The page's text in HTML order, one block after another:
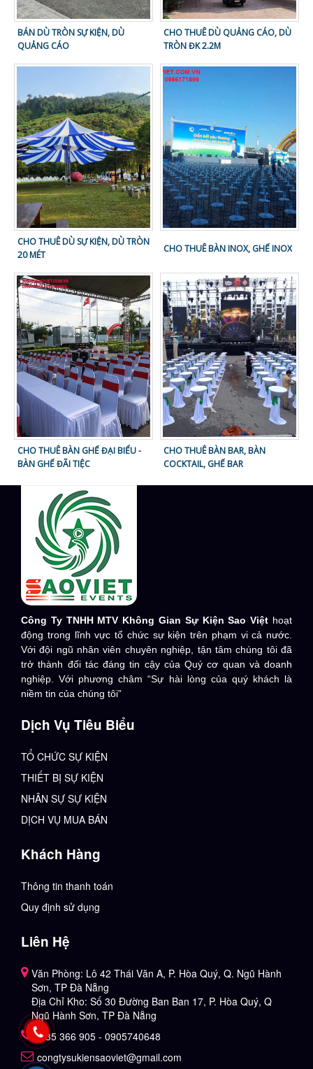
BÁN DÙ TRÒN SỰ KIỆN, DÙ
QUẢNG CÁO
CHO THUÊ DÙ QUẢNG CÁO, DÙ
TRÒN ĐK 2.2M
CHO THUÊ DÙ SỰ KIỆN, DÙ TRÒN
20 MÉT
CHO THUÊ BÀN INOX, GHẾ INOX
CHO THUÊ BÀN GHẾ ĐẠI BIỂU -
BÀN GHẾ ĐÃI TIỆC
CHO THUÊ BÀN BAR, BÀN
COCKTAIL, GHẾ BAR
Công Ty TNHH MTV Không Gian Sự Kiện Sao Việt hoạt
động trong lĩnh vực tổ chức sự kiện trên phạm vi cả nước.
Với đội ngũ nhân viên chuyên nghiệp, tận tâm chúng tôi đã
trở thành đối tác đáng tin cậy của Quý cơ quan và doanh
nghiệp. Với phương châm “Sự hài lòng của quý khách là
niềm tin của chúng tôi”
Dịch Vụ Tiêu Biểu
TỔ CHỨC SỰ KIỆN
THIẾT BỊ SỰ KIỆN
NHÂN SỰ SỰ KIỆN
DỊCH VỤ MUA BÁN
Khách Hàng
Thông tin thanh toán
Quy định sử dụng
Liên Hệ
Văn Phòng: Lô 42 Thái Văn A, P. Hòa Quý, Q. Ngũ Hành
Sơn, TP Đà Nẵng
Địa Chỉ Kho: Số 30 Đường Ban Ban 17, P. Hòa Quý, Q
Ngũ Hành Sơn, TP Đà Nẵng
0935 366 905 - 0905740648
congtysukiensaoviet@gmail.com